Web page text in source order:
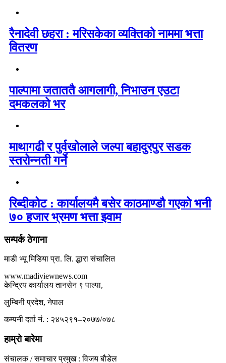
रैनादेवी छहरा : मरिसकेका व्यक्तिको नाममा भत्ता
वितरण
पाल्पामा जताततै आगलागी, निभाउन एउटा
दमकलको भर
माथागढी र पुर्वखोलाले जल्पा बहादुरपुर सडक
स्तरोन्नती गर्ने
रिब्दीकोट : कार्यालयमै बसेर काठमाण्डौ गएको भनी
७० हजार भ्रमण भत्ता झ्वाम
सम्पर्क ठेगाना
माडी भ्यू मिडिया प्रा. लि. द्धारा संचालित
www.madiviewnews.com
केन्द्रिय कार्यालय तानसेन ९ पाल्पा,
लुम्बिनी प्रदेश, नेपाल
कम्पनी दर्ता नं. : २४५२९१–२०७७/०७८
हाम्रो बारेमा
संचालक / समाचार प्रमुख : विजय बौडेल